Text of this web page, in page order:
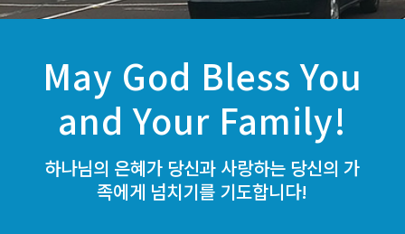
May God Bless You
and Your Family!
하나님의 은혜가 당신과 사랑하는 당신의 가
족에게 넘치기를 기도합니다!